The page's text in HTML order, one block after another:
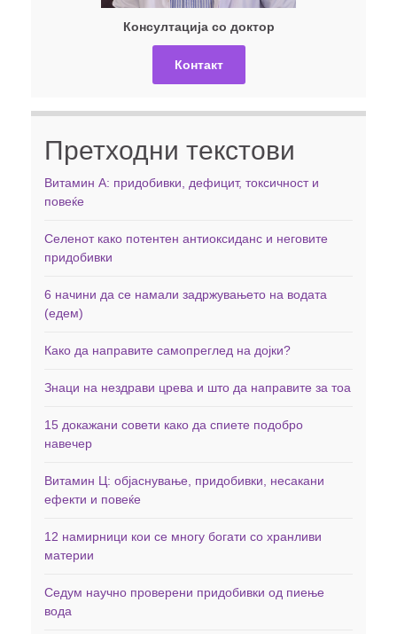
Консултација со доктор
Контакт
Претходни текстови
Витамин А: придобивки, дефицит, токсичност и
повеќе
Селенот како потентен антиоксиданс и неговите
придобивки
6 начини да се намали задржувањето на водата
(едем)
Како да направите самопреглед на дојки?
Знаци на нездрави црева и што да направите за тоа
15 докажани совети како да спиете подобро
навечер
Витамин Ц: објаснување, придобивки, несакани
ефекти и повеќе
12 намирници кои се многу богати со хранливи
материи
Седум научно проверени придобивки од пиење
вода